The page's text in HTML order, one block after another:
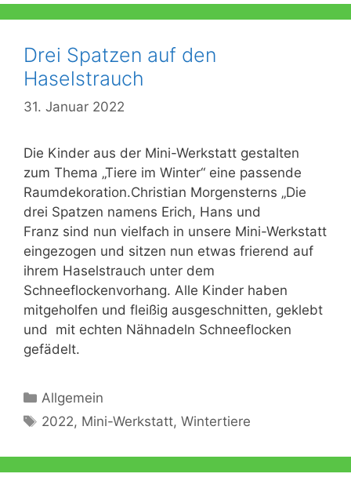
Drei Spatzen auf den
Haselstrauch
31. Januar 2022
Die Kinder aus der Mini-Werkstatt gestalten
zum Thema „Tiere im Winter“ eine passende
Raumdekoration.Christian Morgensterns „Die
drei Spatzen namens Erich, Hans und
Franz sind nun vielfach in unsere Mini-Werkstatt
eingezogen und sitzen nun etwas frierend auf
ihrem Haselstrauch unter dem
Schneeflockenvorhang. Alle Kinder haben
mitgeholfen und fleißig ausgeschnitten, geklebt
und mit echten Nähnadeln Schneeflocken
gefädelt.
Kategorien
Allgemein
Schlagwörter
2022, Mini-Werkstatt,Wintertiere